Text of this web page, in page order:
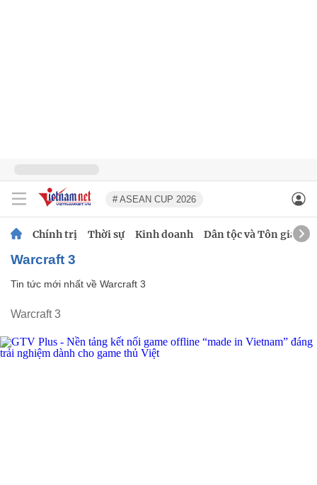
# ASEAN CUP 2026
Chính trị Thời sự Kinh doanh Dân tộc và Tôn giáo
Warcraft 3
Tin tức mới nhất về Warcraft 3
Warcraft 3